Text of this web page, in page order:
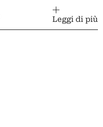
Leggi di più